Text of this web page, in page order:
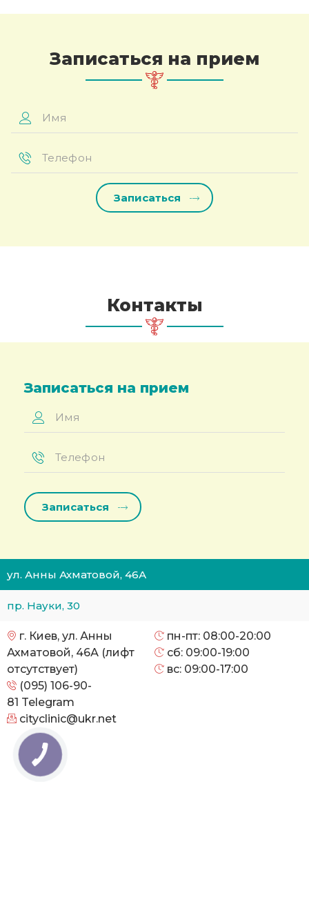
Записаться на прием
Имя
Телефон
Контакты
Записаться на прием
Имя
Телефон
ул. Анны Ахматовой, 46А
г. Киев, ул. Анны
Ахматовой, 46А (лифт
отсутствует)
(095) 106-90-
81 Telegram
cityclinic@ukr.net
пн-пт: 08:00-20:00
сб: 09:00-19:00
вс: 09:00-17:00
пр. Науки, 30